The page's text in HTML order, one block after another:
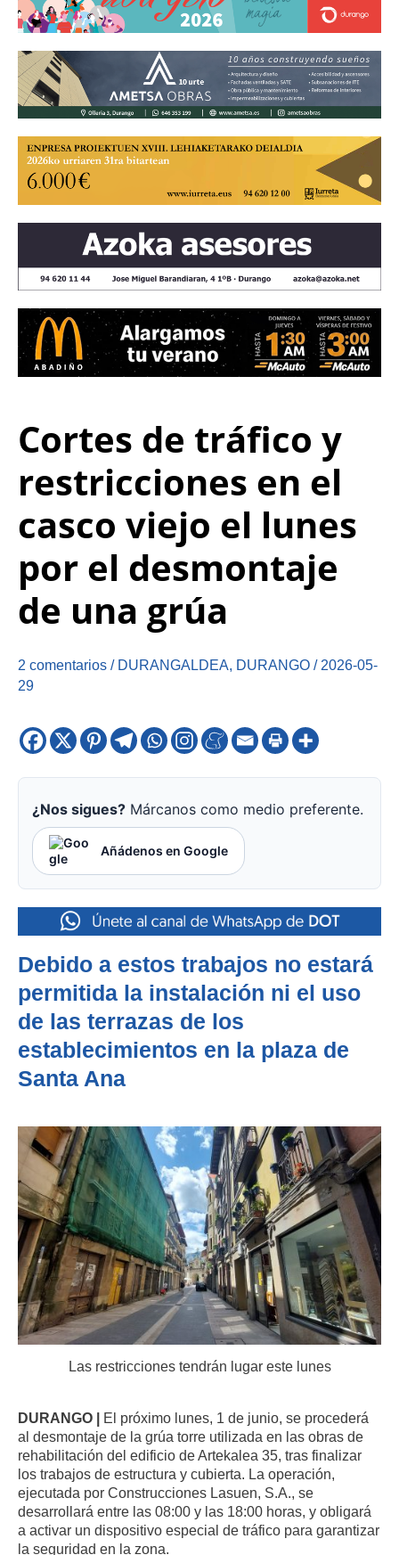
Cortes de tráfico y
restricciones en el
casco viejo el lunes
por el desmontaje
de una grúa
2 comentarios / DURANGALDEA, DURANGO / 2026-05-
29
¿Nos sigues? Márcanos como medio preferente.
Añádenos en Google
Debido a estos trabajos no estará
permitida la instalación ni el uso
de las terrazas de los
establecimientos en la plaza de
Santa Ana
Las restricciones tendrán lugar este lunes
DURANGO |
El próximo lunes, 1 de junio, se procederá
al desmontaje de la grúa torre utilizada en las obras de
rehabilitación del edificio de Artekalea 35, tras finalizar
los trabajos de estructura y cubierta. La operación,
ejecutada por Construcciones Lasuen, S.A., se
desarrollará entre las 08:00 y las 18:00 horas, y obligará
a activar un dispositivo especial de tráfico para garantizar
la seguridad en la zona.